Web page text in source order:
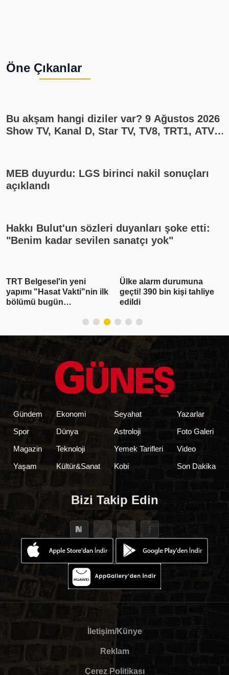
Öne Çıkanlar
Bu akşam hangi diziler var? 9 Ağustos 2026
Show TV, Kanal D, Star TV, TV8, TRT1, ATV
MEB duyurdu: LGS birinci nakil sonuçları
açıklandı
Hakkı Bulut'un sözleri duyanları şoke etti:
"Benim kadar sevilen sanatçı yok"
TRT Belgesel'in yeni
yapımı "Hasat Vakti"nin ilk
bölümü bugün
Ülke alarm durumuna
geçti! 390 bin kişi tahliye
edildi
Gündem
Spor
Magazin
Yaşam
Ekonomi
Dünya
Teknoloji
Kültür&Sanat
Seyahat
Astroloji
Yemek Tarifleri
Kobi
Yazarlar
Foto Galeri
Video
Son Dakika
Bizi Takip Edin
İletişim/Künye
Reklam
Çerez Politikası